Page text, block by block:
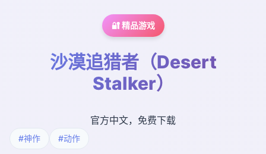
🔐 精品游戏
沙漠追猎者（Desert
Stalker）
官方中文，免费下载
#神作 #动作